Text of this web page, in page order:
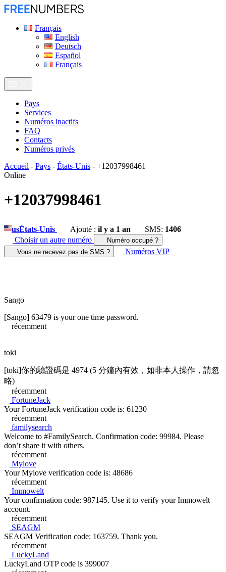
Français
English
Deutsch
Español
Français
Pays
Services
Numéros inactifs
FAQ
Contacts
Numéros privés
Accueil - Pays - États-Unis - +12037998461
Online
+12037998461
usÉtats-Unis Ajouté : il y a 1 an SMS: 1406
Choisir un autre numéro
Numéro occupé ?
Vous ne recevez pas de SMS ?
Numéros VIP
Sango
[Sango] 63479 is your one time password.
récemment
toki
[toki]你的驗證碼是 4974 (5 分鐘內有效，如非本人操作，請忽
略)
récemment
FortuneJack
Your FortuneJack verification code is: 61230
récemment
familysearch
Welcome to #FamilySearch. Confirmation code: 99984. Please
don’t share it with others.
récemment
Mylove
Your Mylove verification code is: 48686
récemment
Immowelt
Your confirmation code: 987145. Use it to verify your Immowelt
account.
récemment
SEAGM
SEAGM Verification code: 163759. Thank you.
récemment
LuckyLand
LuckyLand OTP code is 399007